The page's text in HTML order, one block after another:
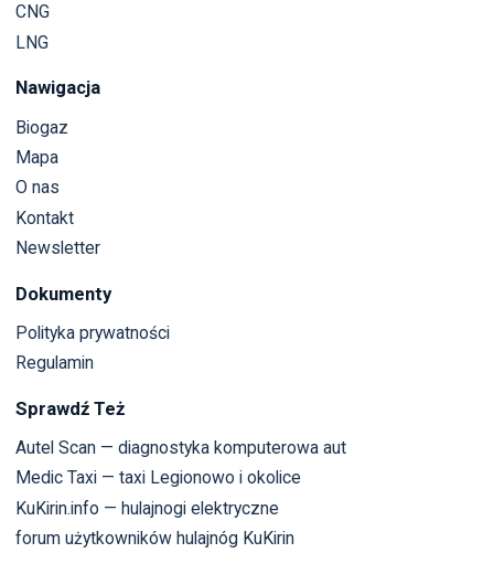
CNG
LNG
Nawigacja
Biogaz
Mapa
O nas
Kontakt
Newsletter
Dokumenty
Polityka prywatności
Regulamin
Sprawdź Też
Autel Scan — diagnostyka komputerowa aut
Medic Taxi — taxi Legionowo i okolice
KuKirin.info — hulajnogi elektryczne
forum użytkowników hulajnóg KuKirin